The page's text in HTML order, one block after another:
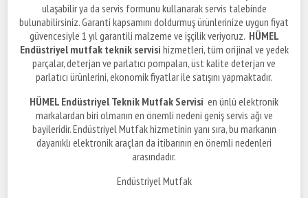
ulaşabilir ya da servis formunu kullanarak servis talebinde
bulunabilirsiniz. Garanti kapsamını doldurmuş ürünlerinize uygun fiyat
güvencesiyle 1 yıl garantili malzeme ve işçilik veriyoruz. HÜMEL
Endüstriyel mutfak teknik servisi hizmetleri, tüm orijinal ve yedek
parçalar, deterjan ve parlatıcı pompaları, üst kalite deterjan ve
parlatıcı ürünlerini, ekonomik fiyatlar ile satışını yapmaktadır.
HÜMEL Endüstriyel Teknik Mutfak Servisi en ünlü elektronik
markalardan biri olmanın en önemli nedeni geniş servis ağı ve
bayileridir. Endüstriyel Mutfak hizmetinin yanı sıra, bu markanın
dayanıklı elektronik araçları da itibarının en önemli nedenleri
arasındadır.
Endüstriyel Mutfak